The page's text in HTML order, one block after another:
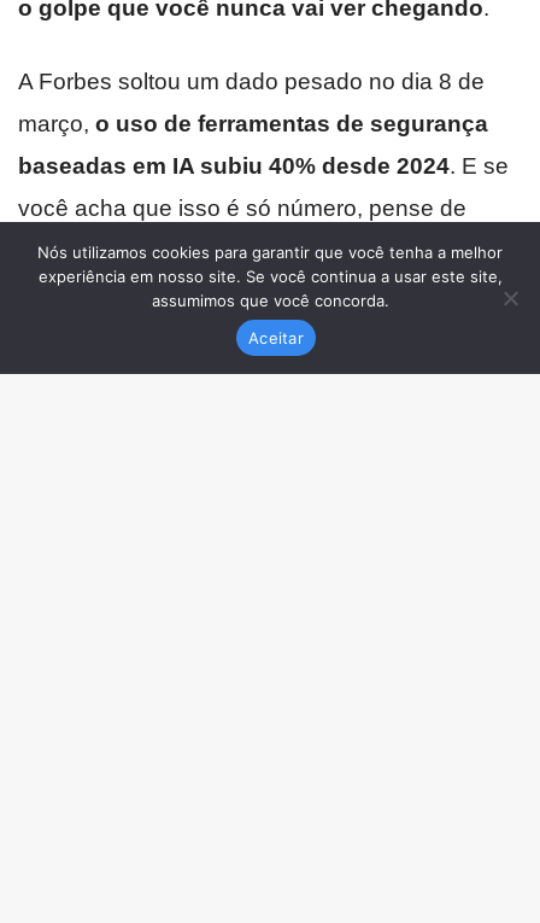
Nós utilizamos cookies para garantir que você tenha a melhor
experiência em nosso site. Se você continua a usar este site,
assumimos que você concorda.
Aceitar